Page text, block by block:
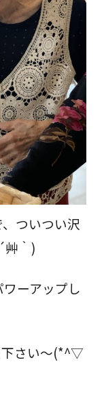
ついつい沢
艸｀)
ーアップし
下さい～(*^▽